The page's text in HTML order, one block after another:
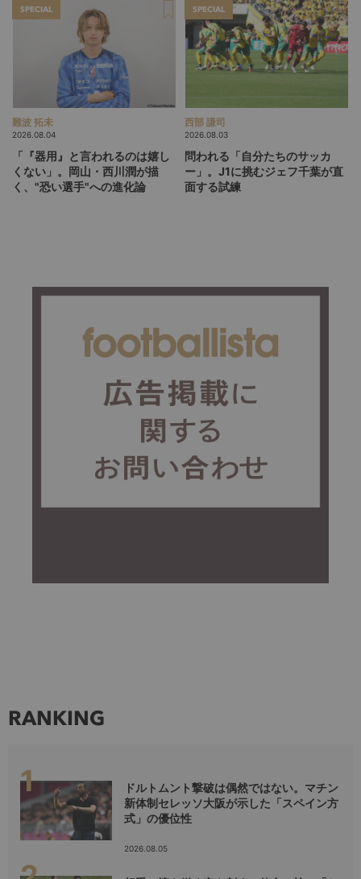
SPECIAL
難波 拓未
2026.08.04
「『器用』と言われるのは嬉し
くない」。岡山・西川潤が描
く、"恐い選手"への進化論
SPECIAL
西部 謙司
2026.08.03
問われる「自分たちのサッカ
ー」。J1に挑むジェフ千葉が直
面する試練
RANKING
ドルトムント撃破は偶然ではない。マチン
新体制セレッソ大阪が示した「スペイン方
式」の優位性
2026.08.05